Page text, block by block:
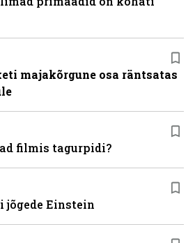
majakõrgune osa räntsatas
filmis tagurpidi?
Einstein